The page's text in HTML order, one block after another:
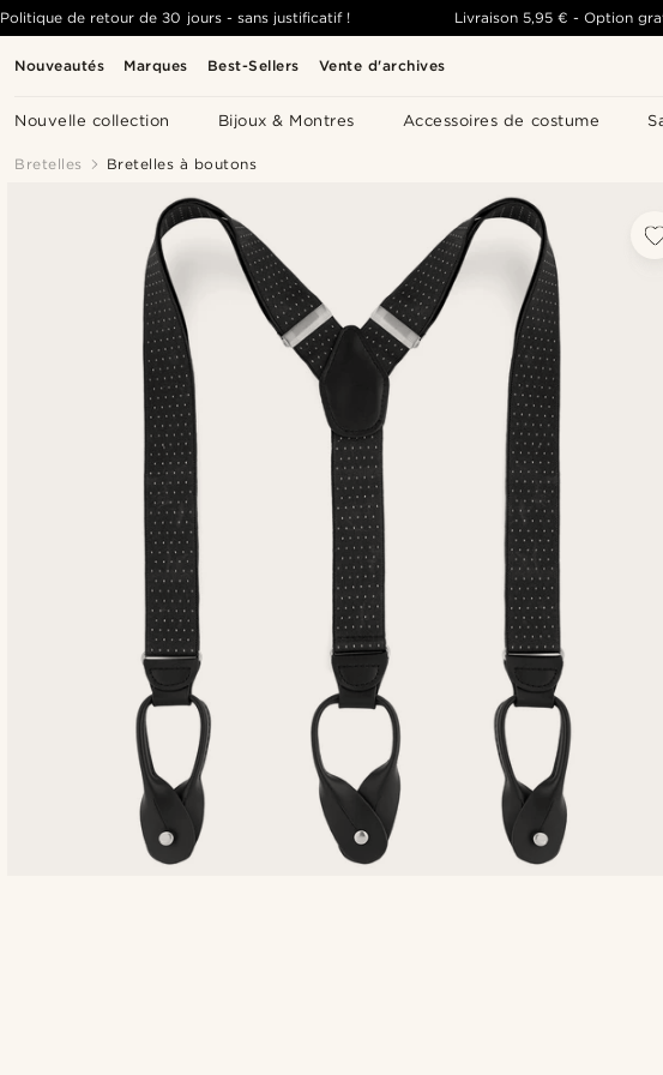
Nouveautés Marques Best-Sellers Vente d'archives
Nouvelle collection Bijoux & Montres Accessoires de costume
Politique de retour de 30 jours - sans justificatif ! Livraison 5,95 € -Option
Bretelles Bretelles à boutons